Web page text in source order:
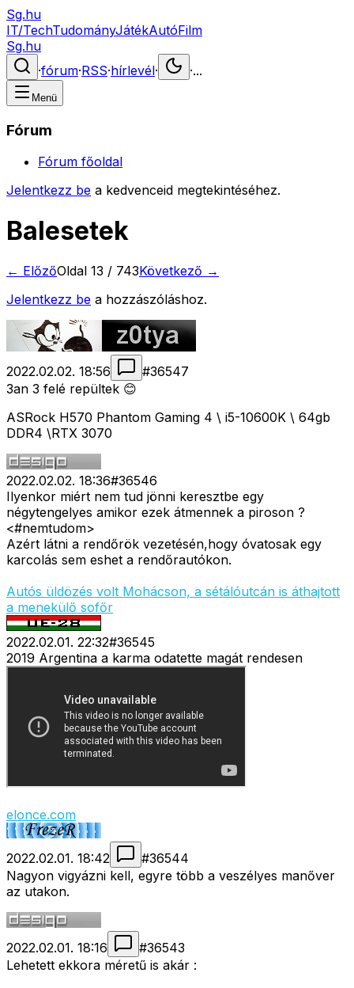
Sg.hu
IT/TechTudományJátékAutóFilm
Sg.hu
·fórum·RSS·hírlevél· ·...
Menü
Fórum
Fórum főoldal
Jelentkezz be a kedvenceid megtekintéséhez.
Balesetek
← ElőzőOldal 13 / 743Következő →
Jelentkezz be a hozzászóláshoz.
2022.02.02. 18:56 #36547
3an 3 felé repültek 😊
ASRock H570 Phantom Gaming 4 \ i5-10600K \ 64gb
DDR4 \RTX 3070
2022.02.02. 18:36#36546
Ilyenkor miért nem tud jönni keresztbe egy
négytengelyes amikor ezek átmennek a piroson ?
<#nemtudom>
Azért látni a rendőrök vezetésén,hogy óvatosak egy
karcolás sem eshet a rendőrautókon.
Autós üldözés volt Mohácson, a sétálóutcán is áthajtott
a menekülő sofőr
2022.02.01. 22:32#36545
2019 Argentina a karma odatette magát rendesen
elonce.com
2022.02.01. 18:42 #36544
Nagyon vigyázni kell, egyre több a veszélyes manőver
az utakon.
2022.02.01. 18:16 #36543
Lehetett ekkora méretű is akár :